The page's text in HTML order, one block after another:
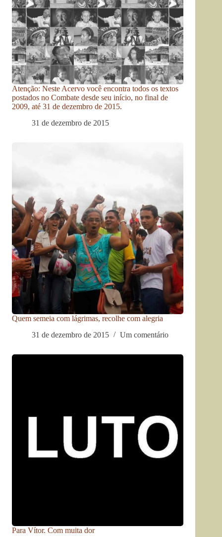
Atenção: Neste Acervo você encontra todos os textos
postados no Combate desde seu início, no final de
2009, até 31 de dezembro de 2015.
31 de dezembro de 2015
Quem semeia com lágrimas, recolhe com alegria
31 de dezembro de 2015
Um comentário
Para Vítor. Com muita dor